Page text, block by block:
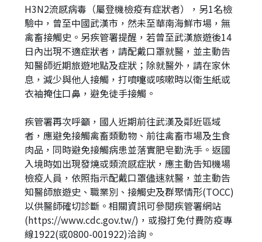
H3N2流感病毒（屬登機檢疫有症狀者），另1名檢
驗中，曾至中國武漢市，然未至華南海鮮市場，無
禽畜接觸史。另疾管署提醒，若曾至武漢旅遊後14
日內出現不適症狀者，請配戴口罩就醫，並主動告
知醫師近期旅遊地點及症狀；除就醫外，請在家休
息，減少與他人接觸，打噴嚏或咳嗽時以衛生紙或
衣袖掩住口鼻，避免徒手接觸。
疾管署再次呼籲，國人近期前往武漢及鄰近區域
者，應避免接觸禽畜類動物、前往禽畜市場及生食
肉品，同時避免接觸病患並落實肥皂勤洗手。返國
入境時如出現發燒或類流感症狀，應主動告知機場
檢疫人員，依照指示配戴口罩儘速就醫，並主動告
知醫師旅遊史、職業別、接觸史及群聚情形(TOCC)
以供醫師確切診斷。相關資訊可參閱疾管署網站
(https://www.cdc.gov.tw/)，或撥打免付費防疫專
線1922(或0800-001922)洽詢。